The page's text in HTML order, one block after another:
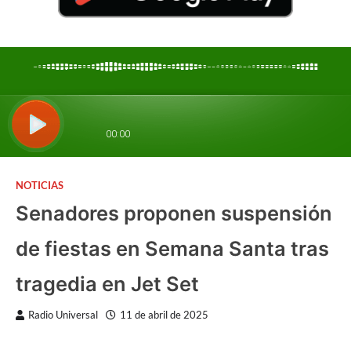
NOTICIAS
Senadores proponen suspensión
de fiestas en Semana Santa tras
tragedia en Jet Set
Radio Universal 11 de abril de 2025